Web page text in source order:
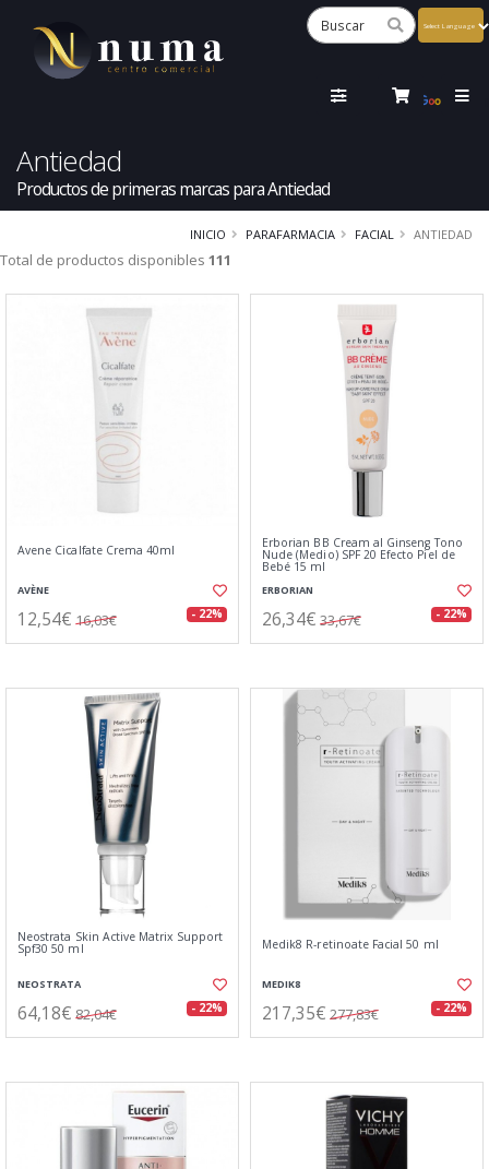
Antiedad
Productos de primeras marcas para Antiedad
INICIO PARAFARMACIA FACIAL ANTIEDAD
Total de productos disponibles 111
Avene Cicalfate Crema 40ml
AVÈNE
12,54€ 16,03€ - 22%
Erborian BB Cream al Ginseng Tono
Nude (Medio) SPF 20 Efecto Piel de
Bebé 15 ml
ERBORIAN
26,34€ 33,67€ - 22%
Neostrata Skin Active Matrix Support
Spf30 50 ml
NEOSTRATA
64,18€ 82,04€ - 22%
Medik8 R-retinoate Facial 50 ml
MEDIK8
217,35€ 277,83€ - 22%